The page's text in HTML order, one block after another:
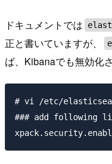
ドキュメントでは
正と書いていますが、
ば、Kibanaでも無効化
# vi /etc/
### add following